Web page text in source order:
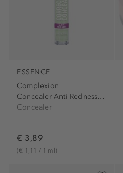
ESSENCE
Complexion
Concealer Anti Redness 100
Concealer
€ 3,89
(€ 1,11 / 1 ml)